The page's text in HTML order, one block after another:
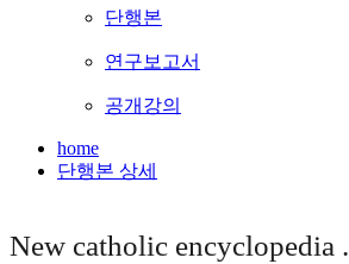
단행본
연구보고서
공개강의
home
단행본 상세
New catholic encyclopedia .